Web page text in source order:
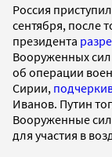
Россия
сентября, после
президента
Вооруженных
об операции
Сирии,
Иванов. Путин
Вооруженные
для участия в